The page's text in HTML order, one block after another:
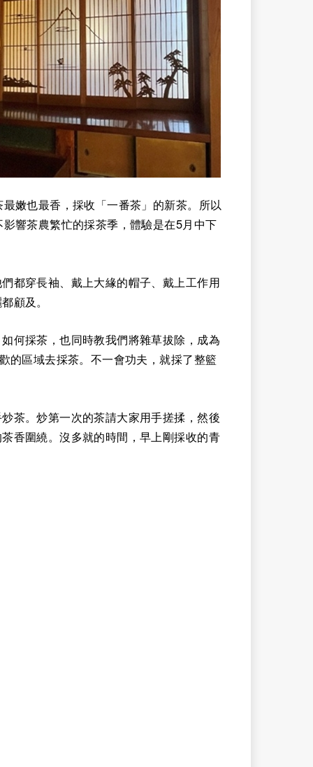
嫩也最香，採收「一番茶」的新茶。所以
響茶農繁忙的採茶季，體驗是在5月中下
都穿長袖、戴上大緣的帽子、戴上工作用
顧及。
何採茶，也同時教我們將雜草拔除，成為
的區域去採茶。不一會功夫，就採了整籃
茶。炒第一次的茶請大家用手搓揉，然後
香圍繞。沒多就的時間，早上剛採收的青